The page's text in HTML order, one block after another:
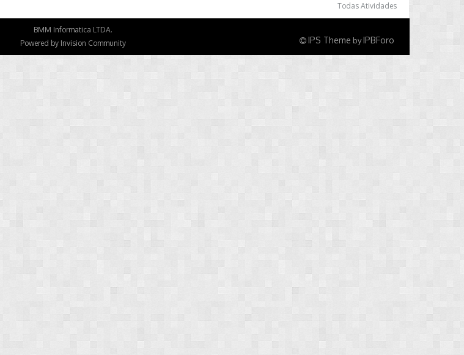
Todas Atividades
IPS Theme byIPBForo
BMM Informatica LTDA.
Powered by Invision Community